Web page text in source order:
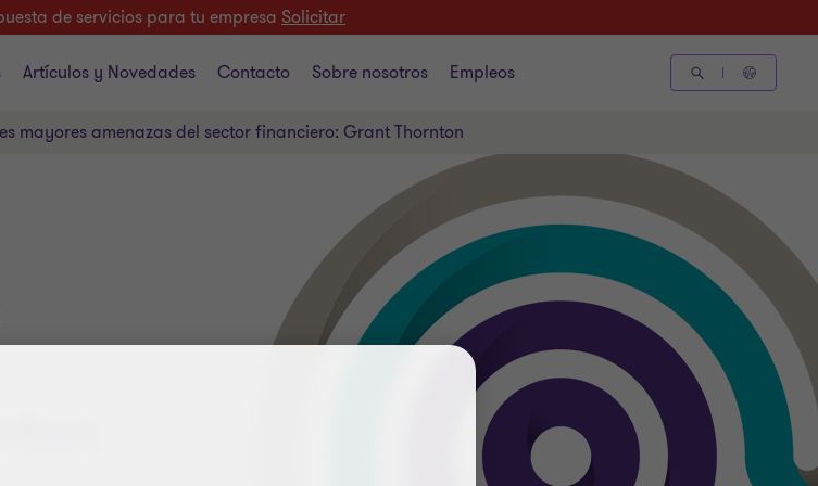
de servicios para tu empresa Solicitar
Artículos y Novedades Contacto Sobre nosotros Empleos
mayores amenazas del sector financiero: Grant Thornton